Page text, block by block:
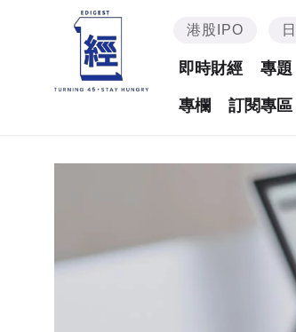
港股IPO
即時財經 專題
專欄 訂閱專區